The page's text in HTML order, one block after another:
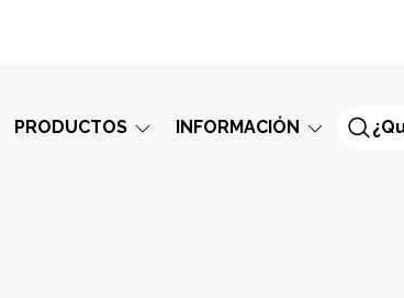
PRODUCTOS INFORMACIÓN